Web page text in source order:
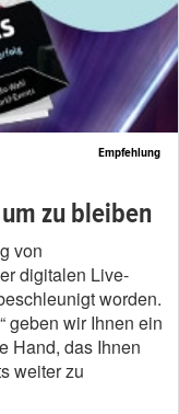
Empfehlung
zu bleiben
von
digitalen Live-
worden.
geben wir Ihnen ein
Hand, das Ihnen
weiter zu